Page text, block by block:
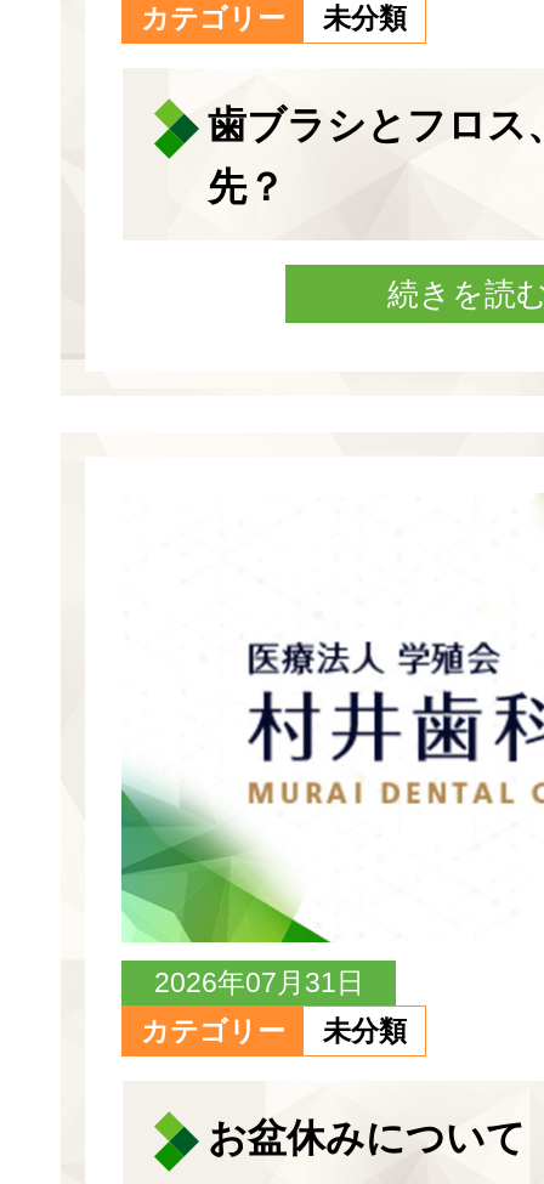
カテゴリー
未分類
歯ブラシとフロス
先？
続きを読
2026年07月31日
カテゴリー
未分類
お盆休みについて